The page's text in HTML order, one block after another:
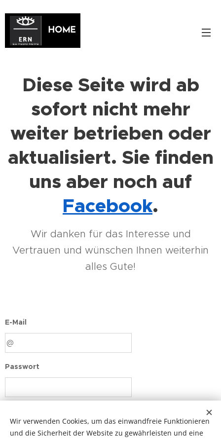
HOME
Diese Seite wird ab
sofort nicht mehr
weiter betrieben oder
aktualisiert. Sie finden
uns aber noch auf
Facebook.
Wir danken für das Interesse und
Vertrauen und wünschen Ihnen weiterhin
alles Gute!
E-Mail
Passwort
Wir verwenden Cookies, um das einwandfreie Funktionieren
und die Sicherheit der Website zu gewährleisten und eine